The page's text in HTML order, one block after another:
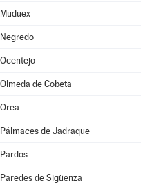
Muduex
Negredo
Ocentejo
Olmeda de Cobeta
Orea
Pálmaces de Jadraque
Pardos
Paredes de Sigüenza